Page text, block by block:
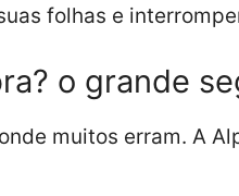
folhas e
o grande
muitos erram. A